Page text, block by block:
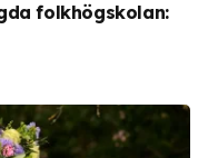
folkhögskolan: